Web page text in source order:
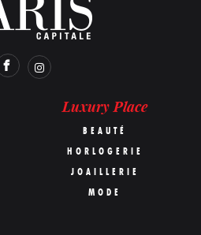
Luxury Place
BEAUTÉ
HORLOGERIE
JOAILLERIE
MODE